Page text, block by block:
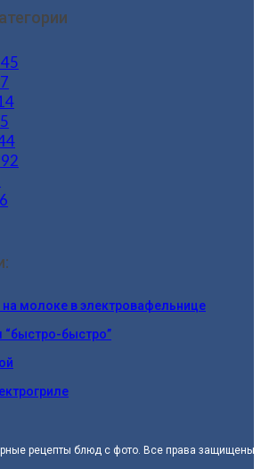
молоке в электровафельнице
“быстро-быстро”
рецепты блюд с фото. Все права защищены.